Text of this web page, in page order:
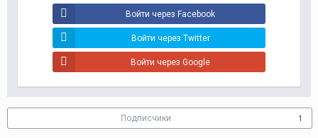
Войти через Facebook
Войти через Twitter
Войти через Google
Подписчики 1